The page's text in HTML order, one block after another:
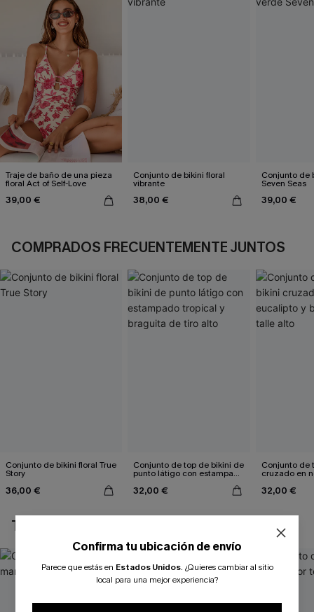
Traje de baño de una pieza
floral Act of Self-Love
39,00 €
Conjunto de bikini floral
vibrante
38,00 €
Conjunto de
Seven Seas
39,00 €
COMPRADOS FRECUENTEMENTE JUNTOS
Conjunto de bikini floral True
Story
36,00 €
Conjunto de top de bikini de
punto látigo con estampado
alto
32,00 €
Conjunto de
cruzado en
talle alto
32,00 €
TAMBIÉN TE PUEDE GUSTAR
Confirma tu ubicación de envío
Parece que estás en Estados Unidos. ¿Quieres cambiar al sitio
local para una mejor experiencia?